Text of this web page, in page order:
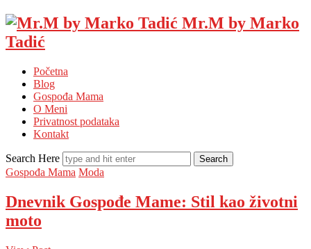
Mr.M by Marko
Tadić
Početna
Blog
Gospođa Mama
O Meni
Privatnost podataka
Kontakt
Search Here
Gospođa Mama Moda
Dnevnik Gospođe Mame: Stil kao životni
moto